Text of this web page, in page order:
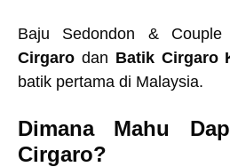
Baju Sedondon &
Cirgaro dan Batik Cirgaro
batik pertama di Malaysia.
Dimana Mahu
Cirgaro?